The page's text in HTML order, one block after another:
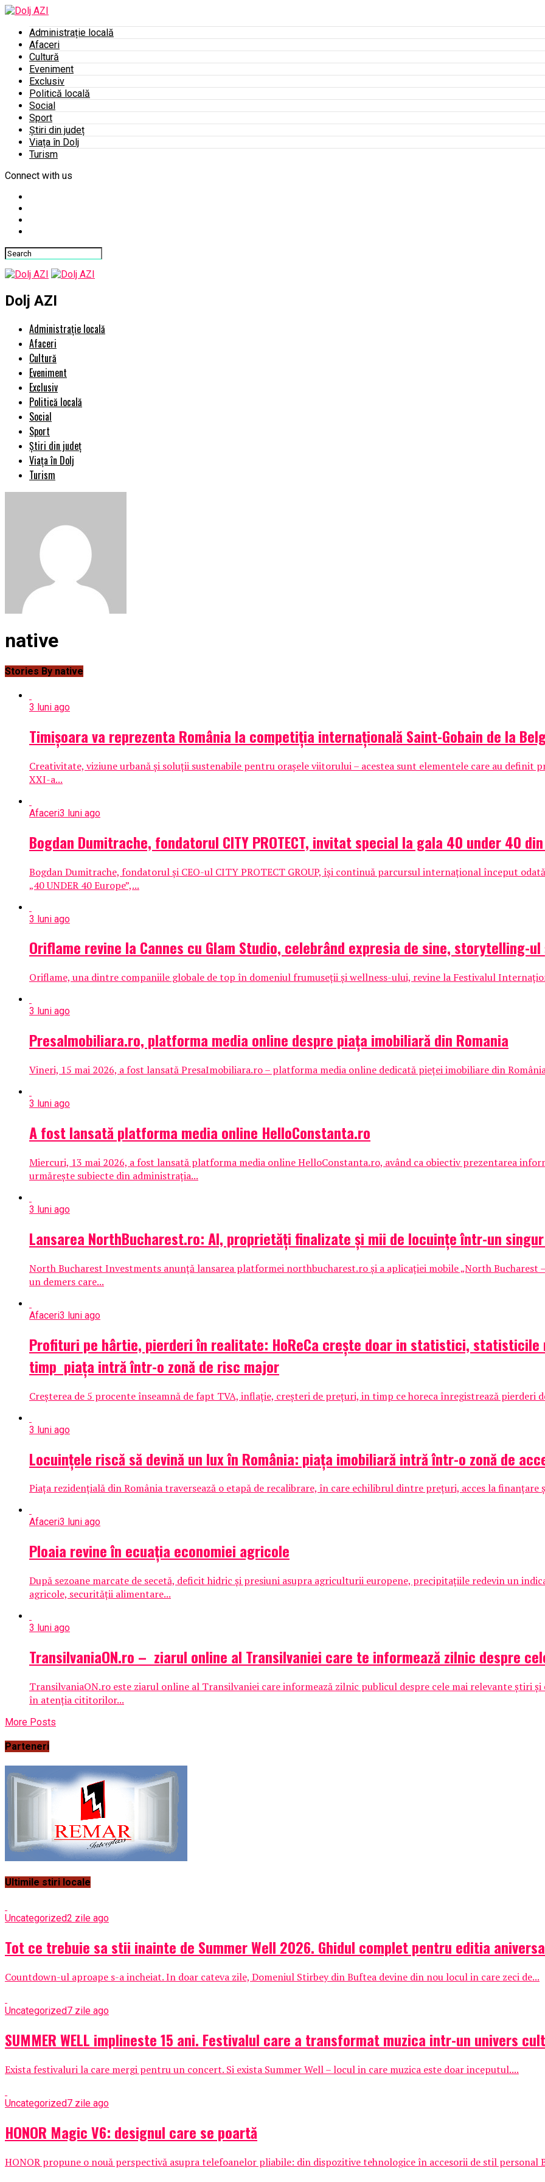
Administrație locală
Afaceri
Cultură
Eveniment
Exclusiv
Politică locală
Social
Sport
Știri din județ
Viața în Dolj
Turism
Connect with us
Dolj AZI
Administrație locală
Afaceri
Cultură
Eveniment
Exclusiv
Politică locală
Social
Sport
Știri din județ
Viața în Dolj
Turism
native
Stories By native
3 luni ago
Timișoara va reprezenta România la competiția internațională Saint-Gobain de la
Creativitate, viziune urbană și soluții sustenabile pentru orașele viitorului – acestea sunt elementele care au definit
XXI-a...
Afaceri3 luni ago
Bogdan Dumitrache, fondatorul CITY PROTECT, invitat special la gala 40 under 40
Bogdan Dumitrache, fondatorul și CEO-ul CITY PROTECT GROUP, își continuă parcursul internațional început
„40 UNDER 40 Europe”,...
3 luni ago
Oriflame revine la Cannes cu Glam Studio, celebrând expresia de sine, storytelling-
Oriflame, una dintre companiile globale de top în domeniul frumuseții și wellness-ului, revine la Festivalul
3 luni ago
PresaImobiliara.ro, platforma media online despre piața imobiliară din Romania
Vineri, 15 mai 2026, a fost lansată PresaImobiliara.ro – platforma media online dedicată pieței imobiliare din
3 luni ago
A fost lansată platforma media online HelloConstanta.ro
Miercuri, 13 mai 2026, a fost lansată platforma media online HelloConstanta.ro, având ca obiectiv prezentarea
urmărește subiecte din administrația...
3 luni ago
Lansarea NorthBucharest.ro: AI, proprietăți finalizate și mii de locuințe într-un
North Bucharest Investments anunță lansarea platformei northbucharest.ro și a aplicației mobile „North Bucharest
un demers care...
Afaceri3 luni ago
Profituri pe hârtie, pierderi în realitate: HoReCa crește doar in statistici,
timp piața intră într-o zonă de risc major
Creșterea de 5 procente înseamnă de fapt TVA, inflație, creșteri de prețuri, in timp ce horeca înregistrează pierderi
3 luni ago
Locuințele riscă să devină un lux în România: piața imobiliară intră într-o zonă de
Piața rezidențială din România traversează o etapă de recalibrare, în care echilibrul dintre prețuri, acces la finanțare
Afaceri3 luni ago
Ploaia revine în ecuația economiei agricole
După sezoane marcate de secetă, deficit hidric și presiuni asupra agriculturii europene, precipitațiile redevin un
agricole, securității alimentare...
3 luni ago
TransilvaniaON.ro – ziarul online al Transilvaniei care te informează zilnic despre
TransilvaniaON.ro este ziarul online al Transilvaniei care informează zilnic publicul despre cele mai relevante știri
în atenția cititorilor...
More Posts
Parteneri
Ultimile stiri locale
Uncategorized2 zile ago
Tot ce trebuie sa stii inainte de Summer Well 2026. Ghidul complet pentru editia
Countdown-ul aproape s-a incheiat. In doar cateva zile, Domeniul Stirbey din Buftea devine din nou locul in care zeci de...
Uncategorized7 zile ago
SUMMER WELL implineste 15 ani. Festivalul care a transformat muzica intr-un univers
Exista festivaluri la care mergi pentru un concert. Si exista Summer Well – locul in care muzica este doar inceputul....
Uncategorized7 zile ago
HONOR Magic V6: designul care se poartă
HONOR propune o nouă perspectivă asupra telefoanelor pliabile: din dispozitive tehnologice în accesorii de stil personal